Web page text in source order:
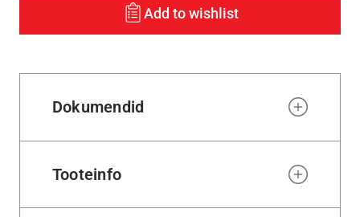
Add to wishlist
Dokumendid
Tooteinfo